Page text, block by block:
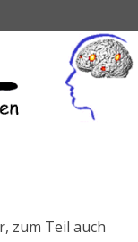
zum Teil auch